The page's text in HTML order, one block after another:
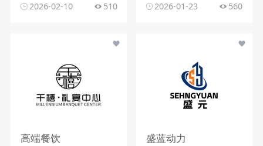
2026-02-10 510 2026-01-23 560
高端餐饮 盛蓝动力